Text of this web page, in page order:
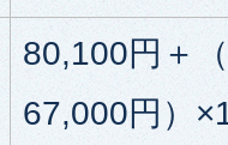
80,100円＋
67,000円）